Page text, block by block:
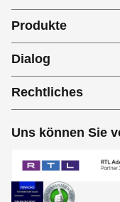
Produkte
Dialog
Rechtliches
Uns können Sie